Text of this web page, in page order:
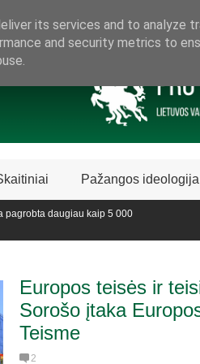
Pažangos ideologija
daugiau kaip 5 000
Europos teisės ir
Sorošo įtaka
Teisme
2
its services and to analyze
and security metrics to